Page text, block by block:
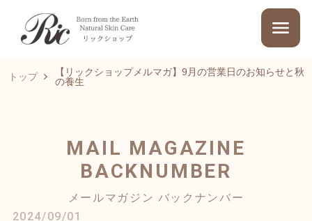
トップ
【リックショップメルマガ】9月の営業日のお知らせと秋
の養生
MAIL MAGAZINE
BACKNUMBER
メールマガジン バックナンバー
2024/09/01